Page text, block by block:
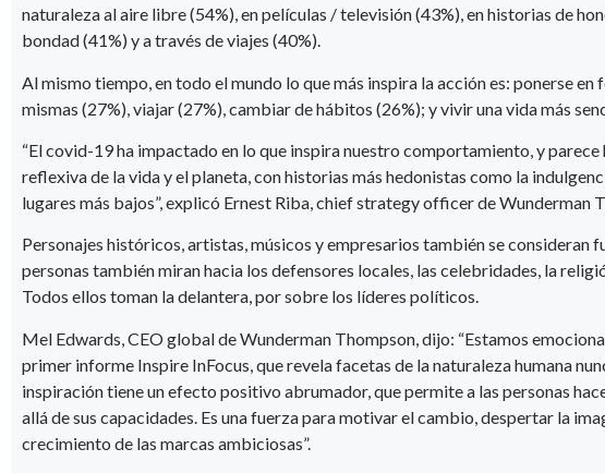
naturaleza al aire libre (54%), en películas / televisión (43%), en historias de
bondad (41%) y a través de viajes (40%).
Al mismo tiempo, en todo el mundo lo que más inspira la acción es: ponerse
mismas (27%), viajar (27%), cambiar de hábitos (26%); y vivir una vida más
“El covid-19 ha impactado en lo que inspira nuestro comportamiento, y
reflexiva de la vida y el planeta, con historias más hedonistas como la
lugares más bajos”, explicó Ernest Riba, chief strategy officer de Wunderman
Personajes históricos, artistas, músicos y empresarios también se consideran
personas también miran hacia los defensores locales, las celebridades, la
Todos ellos toman la delantera, por sobre los líderes políticos.
Mel Edwards, CEO global de Wunderman Thompson, dijo: “Estamos
primer informe Inspire InFocus, que revela facetas de la naturaleza humana
inspiración tiene un efecto positivo abrumador, que permite a las personas
allá de sus capacidades. Es una fuerza para motivar el cambio, despertar la
crecimiento de las marcas ambiciosas”.